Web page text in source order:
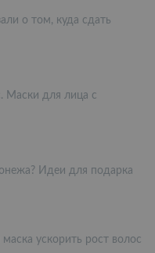
о том, куда сдать
Маски для лица с
Идеи для подарка
ускорить рост волос